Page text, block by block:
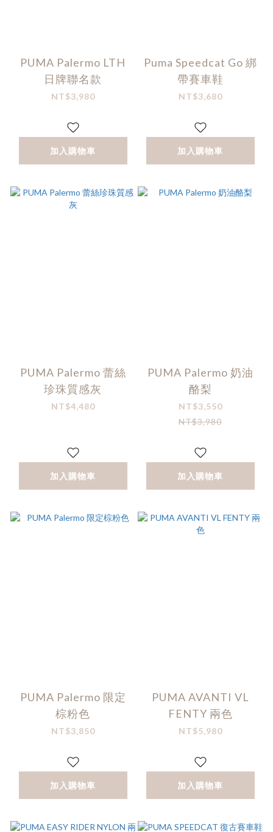
PUMA Palermo LTH
日牌聯名款
NT$3,980
加入購物車
Puma Speedcat Go 綁
帶賽車鞋
NT$3,680
加入購物車
PUMA Palermo 蕾絲
珍珠質感灰
NT$4,480
加入購物車
PUMA Palermo 奶油
酪梨
NT$3,550
NT$3,980
加入購物車
PUMA Palermo 限定
棕粉色
NT$3,850
加入購物車
PUMA AVANTI VL
FENTY 兩色
NT$5,980
加入購物車